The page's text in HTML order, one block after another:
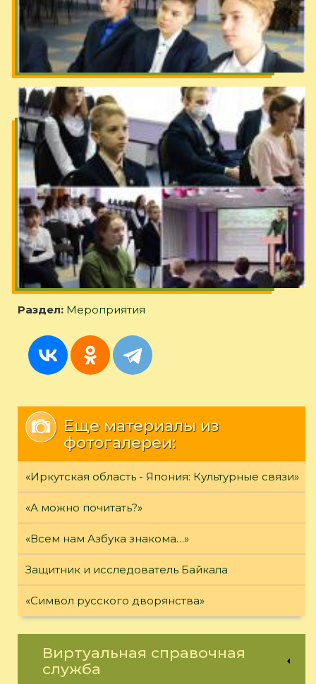
Раздел: Мероприятия
Еще материалы из
фотогалереи:
«Иркутская область - Япония: Культурные связи»
«А можно почитать?»
«Всем нам Азбука знакома…»
Защитник и исследователь Байкала
«Символ русского дворянства»
Виртуальная справочная
служба